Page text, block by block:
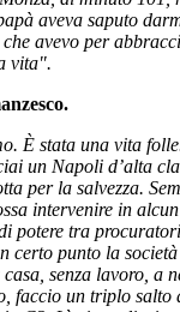
aveva saputo
avevo per
vita".
È stata una vita
un Napoli d’alta
per la salvezza.
intervenire in
potere tra
certo punto la
senza lavoro, a
faccio un triplo salto